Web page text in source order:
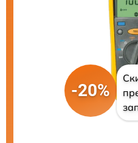
-20%